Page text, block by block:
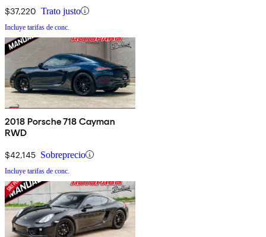
$37,220 Trato justo
Incluye tarifas de conc.
2018 Porsche 718 Cayman
RWD
$42,145 Sobreprecio
Incluye tarifas de conc.